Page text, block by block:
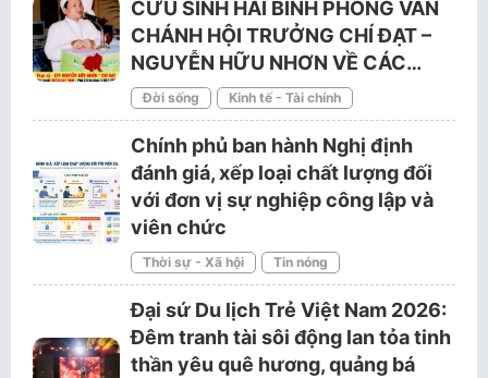
CỨU SINH HẢI BÌNH PHỎNG VẤN
CHÁNH HỘI TRƯỞNG CHÍ ĐẠT –
NGUYỄN HỮU NHƠN VỀ CÁC…
Đời sống Kinh tế - Tài chính
Chính phủ ban hành Nghị định
đánh giá, xếp loại chất lượng đối
với đơn vị sự nghiệp công lập và
viên chức
Thời sự - Xã hội Tin nóng
Đại sứ Du lịch Trẻ Việt Nam 2026:
Đêm tranh tài sôi động lan tỏa tinh
thần yêu quê hương, quảng bá